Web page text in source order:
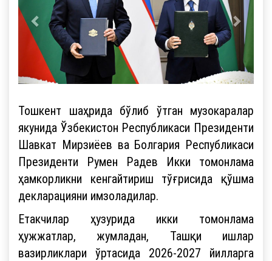
Тошкент шаҳрида бўлиб ўтган музокаралар
якунида Ўзбекистон Республикаси Президенти
Шавкат Мирзиёев ва Болгария Республикаси
Президенти Румен Радев Икки томонлама
ҳамкорликни кенгайтириш тўғрисида қўшма
декларацияни имзоладилар.
Етакчилар ҳузурида икки томонлама
ҳужжатлар, жумладан, Ташқи ишлар
вазирликлари ўртасида 2026-2027 йилларга